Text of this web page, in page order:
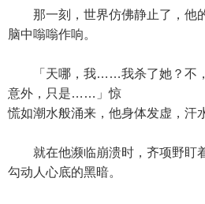
那一刻，世界仿佛静止了，他的
脑中嗡嗡作响。
「天哪，我……我杀了她？不，
意外，只是……」惊
慌如潮水般涌来，他身体发虚，汗
就在他濒临崩溃时，齐项野盯
勾动人心底的黑暗。